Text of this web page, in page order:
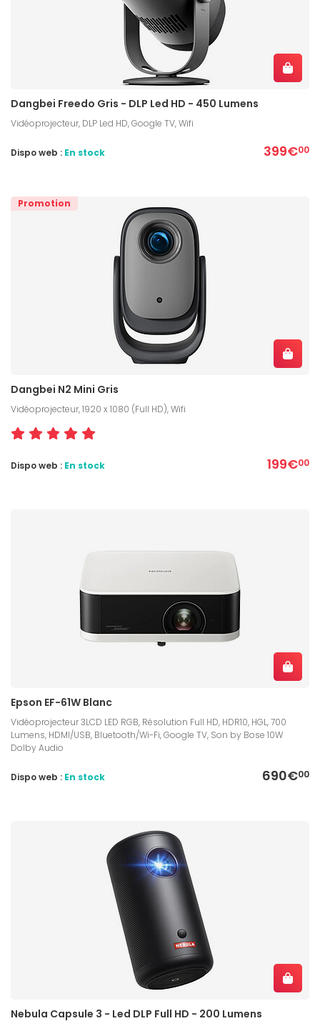
Dangbei Freedo Gris - DLP Led HD - 450 Lumens
Vidéoprojecteur, DLP Led HD, Google TV, Wifi
399€00
Dispo web : En stock
Promotion
Dangbei N2 Mini Gris
Vidéoprojecteur, 1920 x 1080 (Full HD), Wifi
199€00
Dispo web : En stock
Epson EF-61W Blanc
Vidéoprojecteur 3LCD LED RGB, Résolution Full HD, HDR10, HGL, 700
Lumens, HDMI/USB, Bluetooth/Wi-Fi, Google TV, Son by Bose 10W
Dolby Audio
690€00
Dispo web : En stock
Nebula Capsule 3 - Led DLP Full HD - 200 Lumens